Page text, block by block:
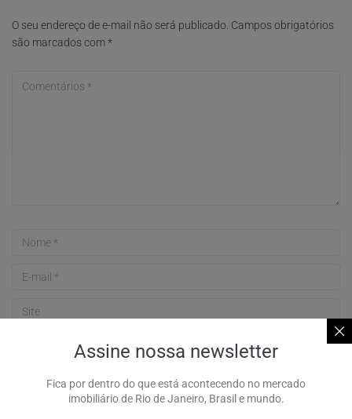
O seu endereço de e-mail não será publicado. Campos obrigatórios
são marcados com*
Assine nossa newsletter
Fica por dentro do que está acontecendo no mercado
imobiliário de Rio de Janeiro, Brasil e mundo.